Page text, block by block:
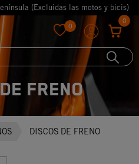
(Excluidas las motos y bicis)
0
0
FRENO
DISCOS DE FRENO